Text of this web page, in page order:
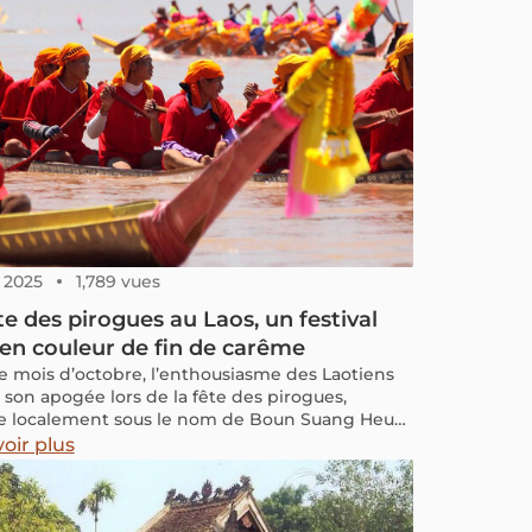
1,789 vues
des pirogues au Laos, un festival
couleur de fin de carême
mois d’octobre, l’enthousiasme des Laotiens
apogée lors de la fête des pirogues,
localement sous le nom de Boun Suang Heua.
dans tout le pays, cette tradition prend une
particulière à Vientiane, où habitants et
se rassemblent sur les rives du Mékong pour
leurs équipes préférées.
plus